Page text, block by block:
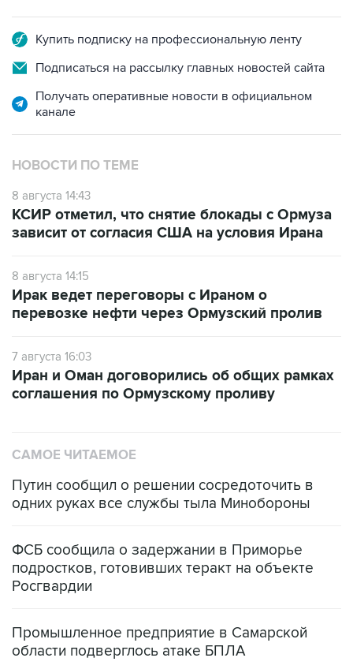
Подписаться на рассылку главных новостей сайта
Получать оперативные новости в официальном
НОВОСТИ ПО ТЕМЕ
8 августа 14:43
зависит от согласия США на условия Ирана
перевозке нефти через Ормузский пролив
7 августа 16:03
соглашения по Ормузскому проливу
Путин сообщил о решении сосредоточить в
ФСБ сообщила о задержании в Приморье
Росгвардии
Промышленное предприятие в Самарской
Беспилотные технологии и ИИ на службе у